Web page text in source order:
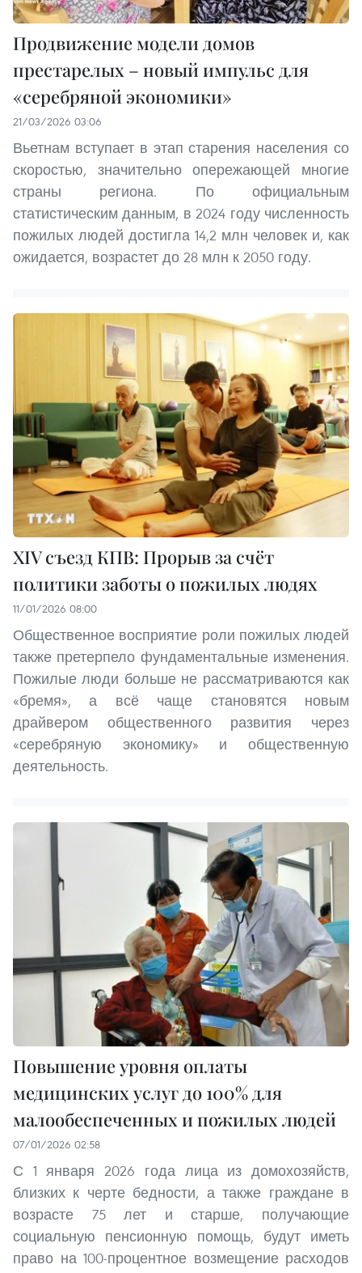
Продвижение модели домов
престарелых – новый импульс для
«серебряной экономики»
21/03/2026 03:06
Вьетнам вступает в этап старения населения со
скоростью, значительно опережающей многие
страны региона. По официальным
статистическим данным, в 2024 году численность
пожилых людей достигла 14,2 млн человек и, как
ожидается, возрастет до 28 млн к 2050 году.
XIV съезд КПВ: Прорыв за счёт
политики заботы о пожилых людях
11/01/2026 08:00
Общественное восприятие роли пожилых людей
также претерпело фундаментальные изменения.
Пожилые люди больше не рассматриваются как
«бремя», а всё чаще становятся новым
драйвером общественного развития через
«серебряную экономику» и общественную
деятельность.
Повышение уровня оплаты
медицинских услуг до 100% для
малообеспеченных и пожилых людей
07/01/2026 02:58
С 1 января 2026 года лица из домохозяйств,
близких к черте бедности, а также граждане в
возрасте 75 лет и старше, получающие
социальную пенсионную помощь, будут иметь
право на 100-процентное возмещение расходов